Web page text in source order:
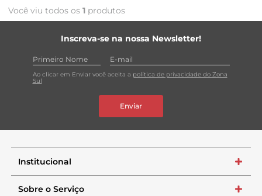
Você viu todos os 1 produtos
Inscreva-se na nossa Newsletter!
Ao clicar em Enviar você aceita a política de privacidade do Zona
Sul
Enviar
Institucional +
Sobre o Serviço +